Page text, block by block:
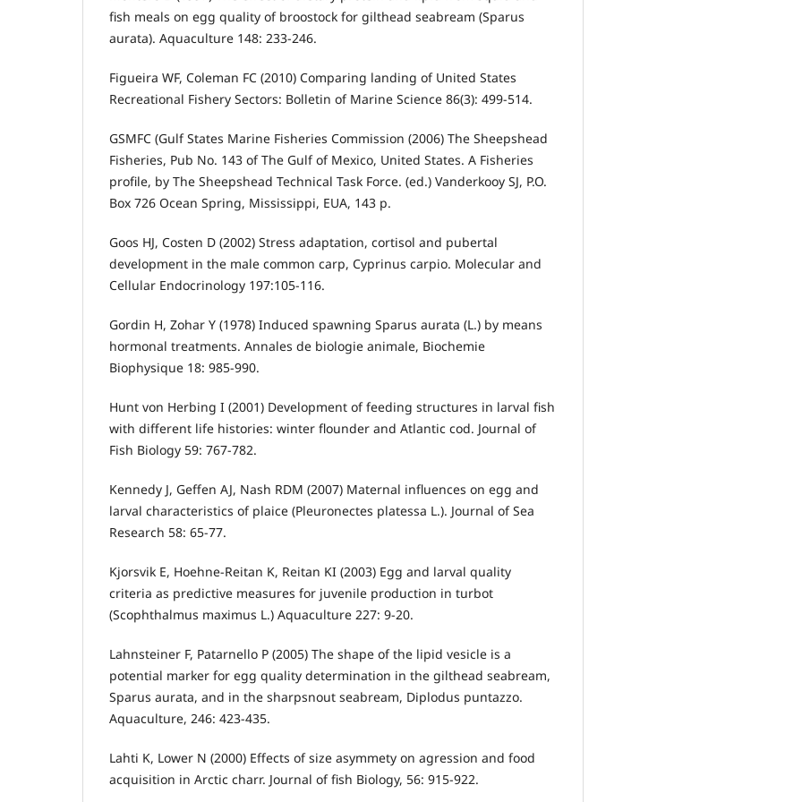
fish meals on egg quality of broostock for gilthead seabream (Sparus
aurata). Aquaculture 148: 233-246.
Figueira WF, Coleman FC (2010) Comparing landing of United States
Recreational Fishery Sectors: Bolletin of Marine Science 86(3): 499-514.
GSMFC (Gulf States Marine Fisheries Commission (2006) The Sheepshead
Fisheries, Pub No. 143 of The Gulf of Mexico, United States. A Fisheries
profile, by The Sheepshead Technical Task Force. (ed.) Vanderkooy SJ, P.O.
Box 726 Ocean Spring, Mississippi, EUA, 143 p.
Goos HJ, Costen D (2002) Stress adaptation, cortisol and pubertal
development in the male common carp, Cyprinus carpio. Molecular and
Cellular Endocrinology 197:105-116.
Gordin H, Zohar Y (1978) Induced spawning Sparus aurata (L.) by means
hormonal treatments. Annales de biologie animale, Biochemie
Biophysique 18: 985-990.
Hunt von Herbing I (2001) Development of feeding structures in larval fish
with different life histories: winter flounder and Atlantic cod. Journal of
Fish Biology 59: 767-782.
Kennedy J, Geffen AJ, Nash RDM (2007) Maternal influences on egg and
larval characteristics of plaice (Pleuronectes platessa L.). Journal of Sea
Research 58: 65-77.
Kjorsvik E, Hoehne-Reitan K, Reitan KI (2003) Egg and larval quality
criteria as predictive measures for juvenile production in turbot
(Scophthalmus maximus L.) Aquaculture 227: 9-20.
Lahnsteiner F, Patarnello P (2005) The shape of the lipid vesicle is a
potential marker for egg quality determination in the gilthead seabream,
Sparus aurata, and in the sharpsnout seabream, Diplodus puntazzo.
Aquaculture, 246: 423-435.
Lahti K, Lower N (2000) Effects of size asymmety on agression and food
acquisition in Arctic charr. Journal of fish Biology, 56: 915-922.